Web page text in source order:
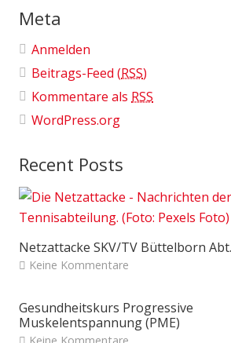
Meta
Anmelden
Beitrags-Feed (RSS)
Kommentare als RSS
WordPress.org
Recent Posts
Netzattacke SKV/TV Büttelborn
Keine Kommentare
Gesundheitskurs Progressive
Muskelentspannung (PME)
Keine Kommentare